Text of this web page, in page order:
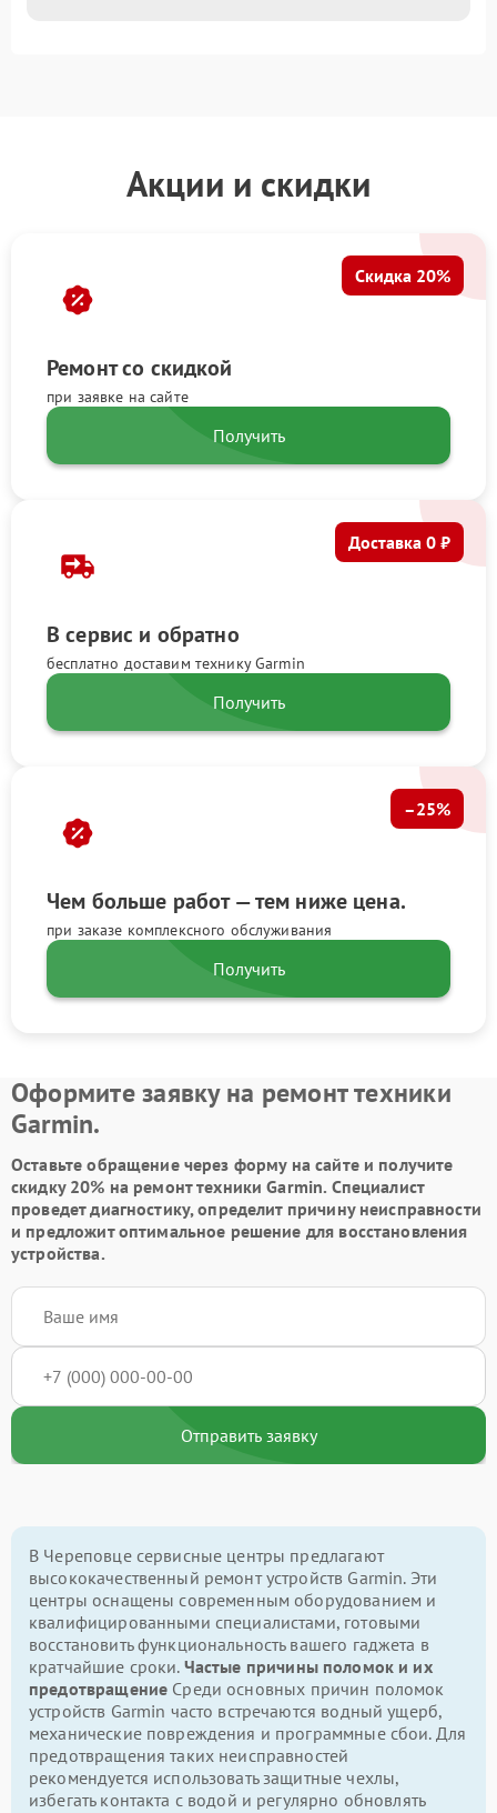
Акции и скидки
Ремонт со скидкой
при заявке на сайте
Скидка 20%
Получить
В сервис и обратно
бесплатно доставим технику Garmin
Доставка 0 ₽
Получить
Чем больше работ — тем ниже цена.
при заказе комплексного обслуживания
–25%
Получить
Оформите заявку на ремонт техники
Garmin.
Оставьте обращение через форму на сайте и получите
скидку 20% на ремонт техники Garmin. Специалист
проведет диагностику, определит причину неисправности
и предложит оптимальное решение для восстановления
устройства.
Отправить заявку
В Череповце сервисные центры предлагают
высококачественный ремонт устройств Garmin. Эти
центры оснащены современным оборудованием и
квалифицированными специалистами, готовыми
восстановить функциональность вашего гаджета в
кратчайшие сроки. Частые причины поломок и их
предотвращение Среди основных причин поломок
устройств Garmin часто встречаются водный ущерб,
механические повреждения и программные сбои. Для
предотвращения таких неисправностей
рекомендуется использовать защитные чехлы,
избегать контакта с водой и регулярно обновлять